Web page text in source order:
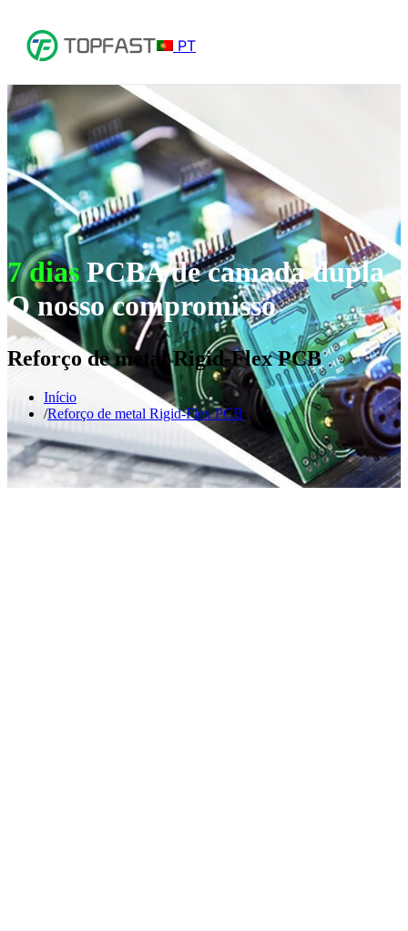
PT
7 diasPCBA de camada dupla
O nosso compromisso
Reforço de metal Rigid-Flex PCB
Início
Reforço de metal Rigid-Flex PCB